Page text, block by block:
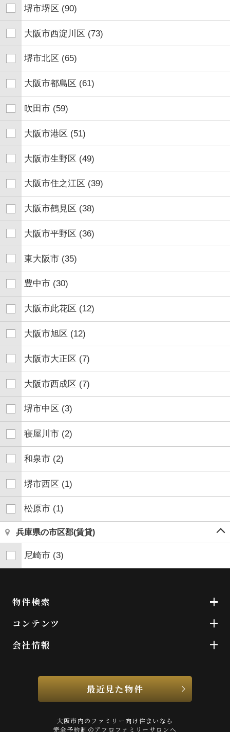
堺市堺区 (90)
大阪市西淀川区 (73)
堺市北区 (65)
大阪市都島区 (61)
吹田市 (59)
大阪市港区 (51)
大阪市生野区 (49)
大阪市住之江区 (39)
大阪市鶴見区 (38)
大阪市平野区 (36)
東大阪市 (35)
豊中市 (30)
大阪市此花区 (12)
大阪市旭区 (12)
大阪市大正区 (7)
大阪市西成区 (7)
堺市中区 (3)
寝屋川市 (2)
和泉市 (2)
堺市西区 (1)
松原市 (1)
兵庫県の市区郡(賃貸)
尼崎市 (3)
物件検索
コンテンツ
会社情報
最近見た物件
大阪市内のファミリー向け住まいなら
完全予約制のアフロファミリーサロンへ